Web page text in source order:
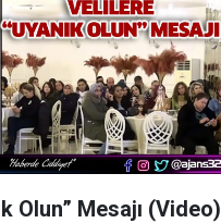
Olun” Mesajı (Video)